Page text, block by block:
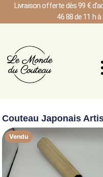
Livraison offerte dès 99 €
46 88 de 11 h
Couteau Japonais
Vendu